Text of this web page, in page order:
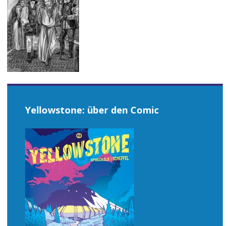
Yellowstone: über den Comic